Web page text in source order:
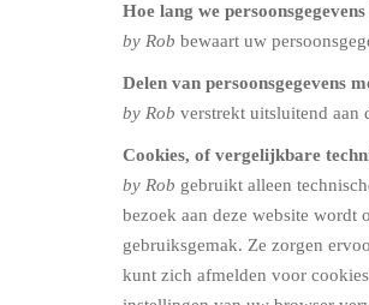
Hoe lang we
by Rob bewaart uw
Delen van persoonsgegevens
by Rob verstrekt uitsluitend aan
Cookies, of vergelijkbare
by Rob gebruikt alleen
bezoek aan deze website
gebruiksgemak. Ze zorgen
kunt zich afmelden voor